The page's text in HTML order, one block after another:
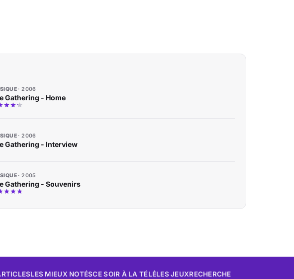
2006
Gathering - Home
2006
Gathering - Interview
2005
Gathering - Souvenirs
LES MIEUX NOTÉSCE SOIR À LA TÉLÉLES JEUXRECHERCHE